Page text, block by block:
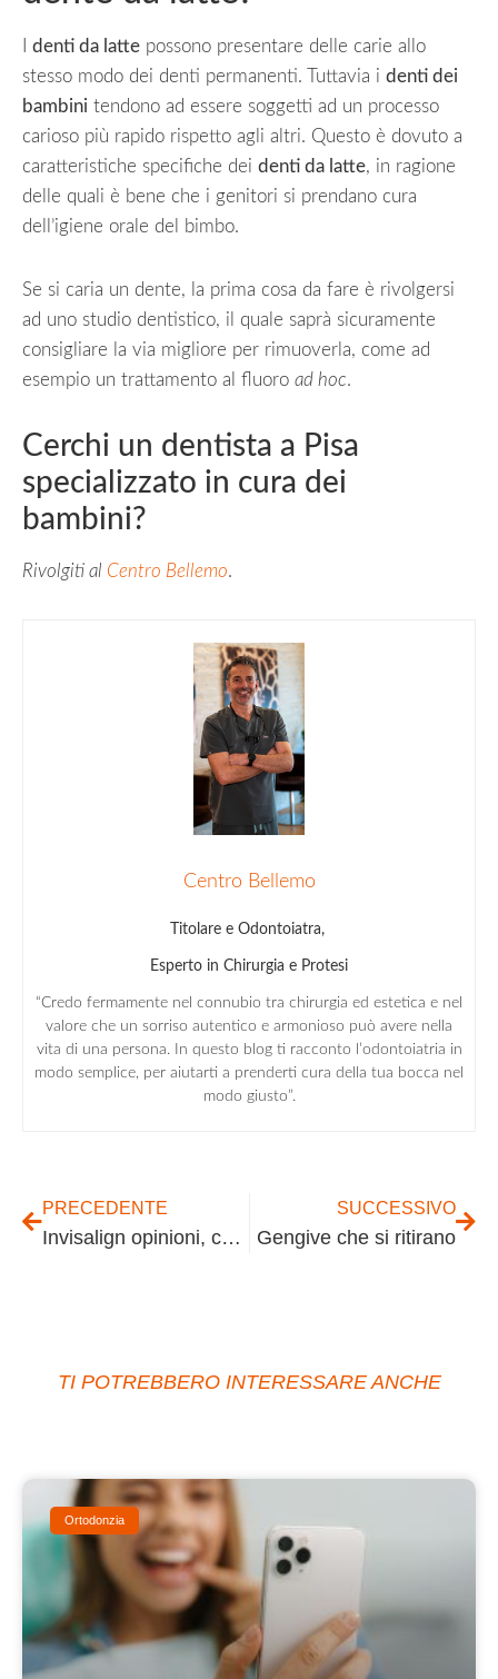
denti da latte possono presentare delle carie allo
stesso modo dei denti permanenti. Tuttavia i denti dei
bambini tendono ad essere soggetti ad un processo
carioso più rapido rispetto agli altri. Questo è dovuto a
caratteristiche specifiche dei denti da latte, in ragione
delle quali è bene che i genitori si prendano cura
dell’igiene orale del bimbo.
Se si caria un dente, la prima cosa da fare è rivolgersi
ad uno studio dentistico, il quale saprà sicuramente
consigliare la via migliore per rimuoverla, come ad
esempio un trattamento al fluoro ad hoc.
Cerchi un dentista a Pisa
specializzato in cura dei
bambini?
Rivolgiti al Centro Bellemo.
Centro Bellemo
Titolare e Odontoiatra,
Esperto in Chirurgia e Protesi
“Credo fermamente nel connubio tra chirurgia ed estetica e nel
valore che un sorriso autentico e armonioso può avere nella
vita di una persona. In questo blog ti racconto l’odontoiatria in
modo semplice, per aiutarti a prenderti cura della tua bocca nel
modo giusto”.
PRECEDENTE
Invisalign opinioni, come funziona?
SUCCESSIVO
Gengive che si ritirano
TI POTREBBERO INTERESSARE ANCHE
Ortodonzia